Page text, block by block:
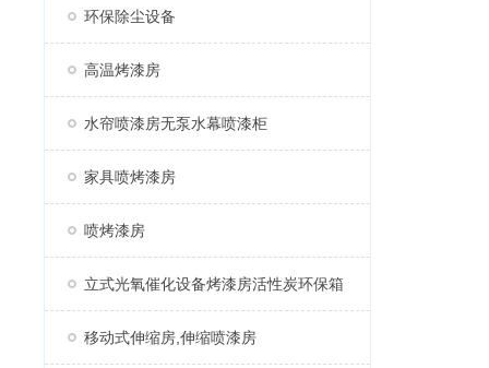
环保除尘设备
高温烤漆房
水帘喷漆房无泵水幕喷漆柜
家具喷烤漆房
喷烤漆房
立式光氧催化设备烤漆房活性炭环保箱
移动式伸缩房,伸缩喷漆房